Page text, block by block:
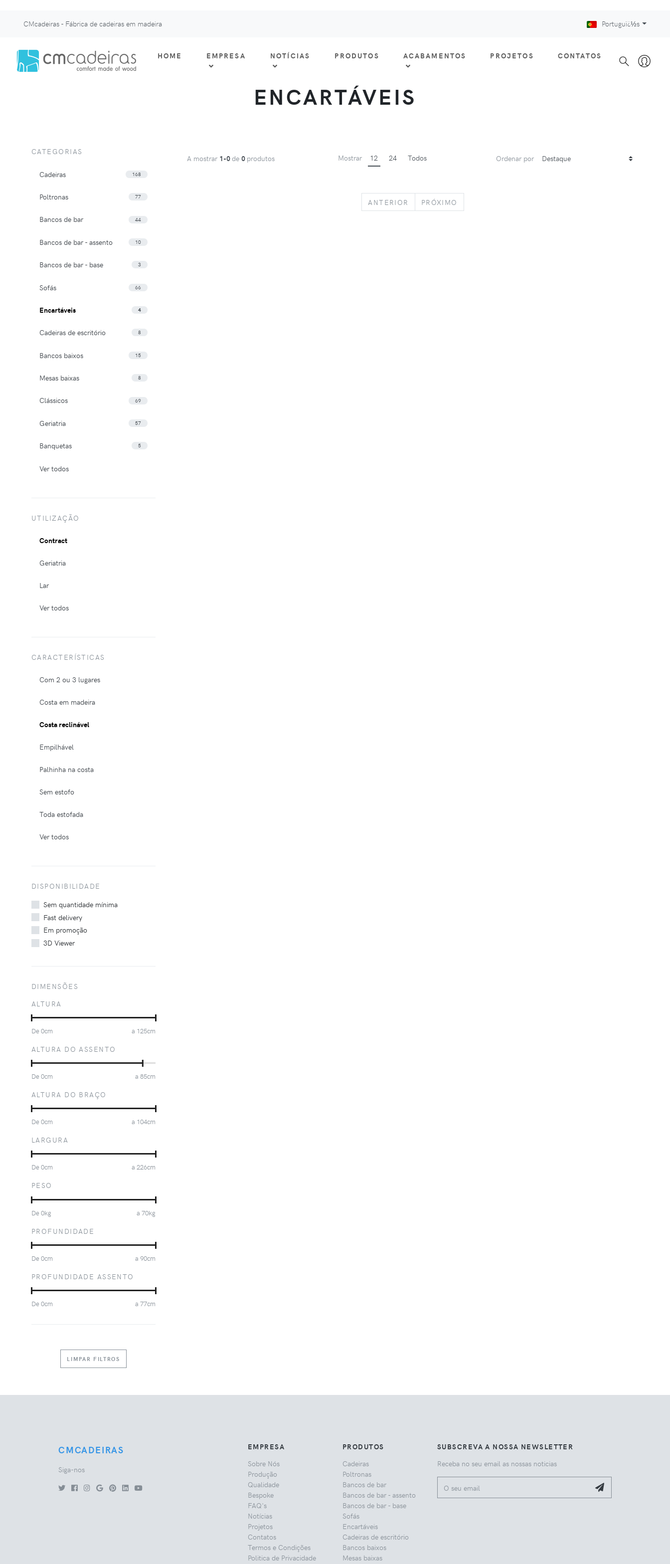
CMcadeiras - Fábrica de cadeiras em madeira Portuguï¿½s
HOME EMPRESA NOTÍCIAS PRODUTOS ACABAMENTOS PROJETOS CONTATOS
ENCARTÁVEIS
A mostrar 1-0de 0 produtos Mostrar 12 24 Todos Ordenar por
ANTERIOR PREVIOUS
PRÓXIMO
CATEGORIAS
Cadeiras 168
Poltronas 77
Bancos de bar 44
Bancos de bar - assento 10
Bancos de bar - base 3
Sofás 66
Encartáveis 4
Cadeiras de escritório 8
Bancos baixos 15
Mesas baixas 8
Clássicos 69
Geriatria 57
Banquetas 5
Ver todos
UTILIZAÇÃO
Contract
Geriatria
Lar
Ver todos
CARACTERÍSTICAS
Com 2 ou 3 lugares
Costa em madeira
Costa reclinável
Empilhável
Palhinha na costa
Sem estofo
Toda estofada
Ver todos
DISPONIBILIDADE
Sem quantidade mínima
Fast delivery
Em promoção
3D Viewer
DIMENSÕES
ALTURA
De0cm a 125cm
ALTURA DO ASSENTO
De0cm a 85cm
ALTURA DO BRAÇO
De0cm a 104cm
LARGURA
De0cm a 226cm
PESO
De0kg a 70kg
PROFUNDIDADE
De0cm a 90cm
PROFUNDIDADE ASSENTO
De0cm a 77cm
LIMPAR FILTROS
CMCADEIRAS
Siga-nos
EMPRESA
Sobre Nós
Produção
Qualidade
Bespoke
FAQ's
Notícias
Projetos
Contatos
Termos e Condições
Politica de Privacidade
PRODUTOS
Cadeiras
Poltronas
Bancos de bar
Bancos de bar - assento
Bancos de bar - base
Sofás
Encartáveis
Cadeiras de escritório
Bancos baixos
Mesas baixas
SUBSCREVA A NOSSA NEWSLETTER
Receba no seu email as nossas noticias